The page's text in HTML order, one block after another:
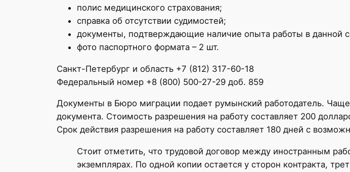
полис медицинского страхования;
справка об отсутствии судимостей;
документы, подтверждающие наличие опыта работы в данной
фото паспортного формата – 2 шт.
Санкт-Петербург и область +7 (812) 317-60-18
Федеральный номер +8 (800) 500-27-29 доб. 859
Документы в Бюро миграции подает румынский работодатель.
документа. Стоимость разрешения на работу составляет 200
Срок действия разрешения на работу составляет 180 дней с
Стоит отметить, что трудовой договор между иностранным
экземплярах. По одной копии остается у сторон контракта,